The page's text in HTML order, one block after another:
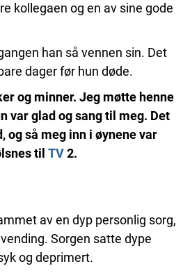
kollegaen og en av sine gode
han så vennen sin. Det
dager før hun døde.
og minner. Jeg møtte henne
var glad og sang til meg. Det
og så meg inn i øynene var
til TV2.
av en dyp personlig sorg,
Sorgen satte dype
og deprimert.